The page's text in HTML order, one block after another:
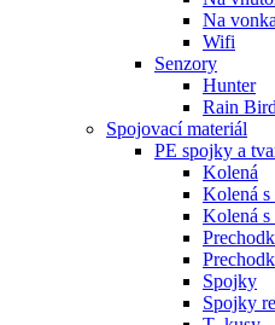
Na
Wifi
Senzory
Hunter
Rain Bird
Spojovací materiál
PE spojky a
Kolená
Kolená
Kolená
Spojky
Spojky